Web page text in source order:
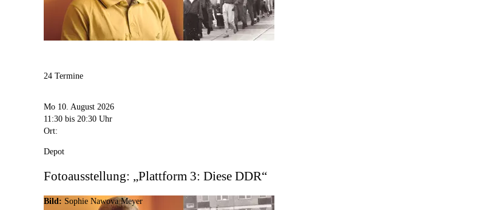
24 Termine
Mo 10. August 2026
11:30 bis 20:30 Uhr
Ort:
Depot
Fotoausstellung: „Plattform 3: Diese DDR“
Bild: Sophie Nawova Meyer